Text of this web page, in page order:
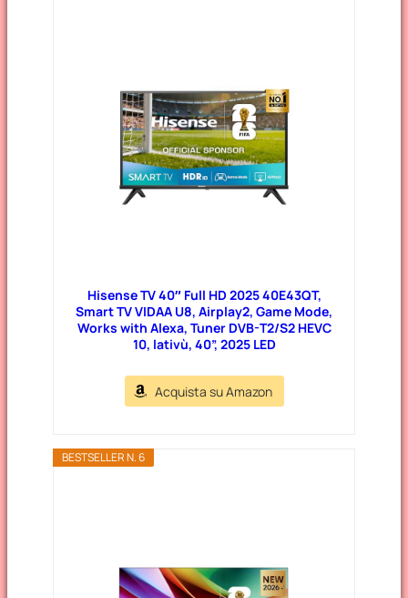
Hisense TV 40″ Full HD 2025 40E43QT,
Smart TV VIDAA U8, Airplay2, Game Mode,
Works with Alexa, Tuner DVB-T2/S2 HEVC
10, lativù, 40”, 2025 LED
Acquista su Amazon
BESTSELLER N. 6